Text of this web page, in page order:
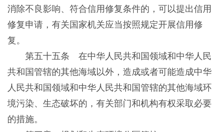
消除不良影响、符合信用修复条件的，可以提出信用
修复申请，有关国家机关应当按照规定开展信用修
复。
第五十五条 在中华人民共和国领域和中华人民
共和国管辖的其他海域以外，造成或者可能造成中华
人民共和国领域和中华人民共和国管辖的其他海域环
境污染、生态破坏的，有关部门和机构有权采取必要
的措施。